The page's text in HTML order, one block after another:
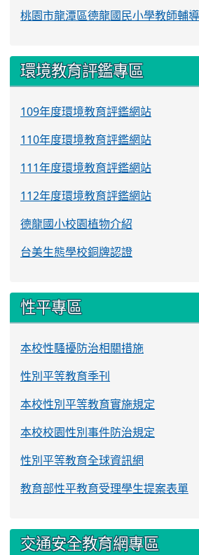
桃園市龍潭區德龍國民小學教師輔
環境教育評鑑專區
109年度環境教育評鑑網站
110年度環境教育評鑑網站
111年度環境教育評鑑網站
112年度環境教育評鑑網站
德龍國小校園植物介紹
台美生態學校銅牌認證
性平專區
本校性騷擾防治相關措施
性別平等教育季刊
本校性別平等教育實施規定
本校校園性別事件防治規定
性別平等教育全球資訊網
教育部性平教育受理學生提案表單
交通安全教育網專區